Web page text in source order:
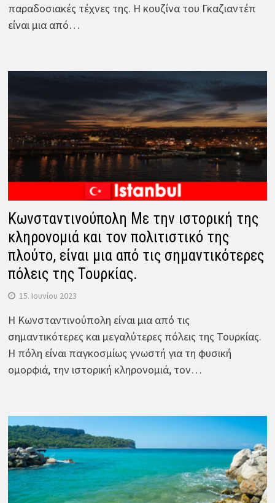
παραδοσιακές τέχνες της. Η κουζίνα του Γκαζιαντέπ
είναι μια από…
Κωνσταντινούπολη Με την ιστορική της
κληρονομιά και τον πολιτιστικό της
πλούτο, είναι μια από τις σημαντικότερες
πόλεις της Τουρκίας.
15. Ιουνίου 2023
Η Κωνσταντινούπολη είναι μια από τις
σημαντικότερες και μεγαλύτερες πόλεις της Τουρκίας.
Η πόλη είναι παγκοσμίως γνωστή για τη φυσική
ομορφιά, την ιστορική κληρονομιά, τον…